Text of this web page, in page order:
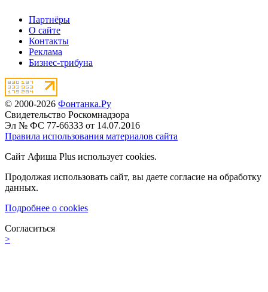
Партнёры
О сайте
Контакты
Реклама
Бизнес-трибуна
© 2000-2026 Фонтанка.Ру
Свидетельство Роскомнадзора
Эл № ФС 77-66333 от 14.07.2016
Правила использования материалов сайта
Сайт Афиша Plus использует cookies.
Продолжая использовать сайт, вы даете согласие на обработку
данных.
Подробнее о cookies
Согласиться
>